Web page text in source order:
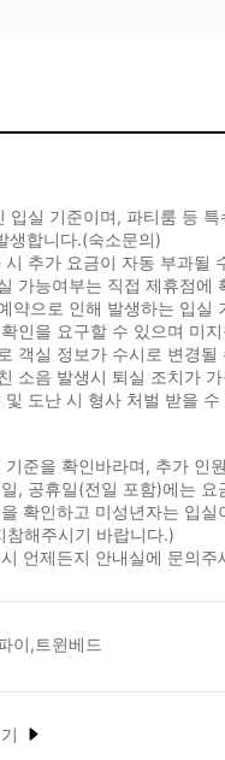
입실 기준이며, 파티룸 등
생합니다.(숙소문의)
시 추가 요금이 자동 부과될
가능여부는 직접 제휴점에
약으로 인해 발생하는 입실
인을 요구할 수 있으며 미
객실 정보가 수시로 변경
소음 발생시 퇴실 조치가
및 도난 시 형사 처벌 받을 수
기준을 확인바라며, 추가 인
, 공휴일(전일 포함)에는
확인하고 미성년자는 입실
참해주시기 바랍니다.)
언제든지 안내실에 문의
이,트윈베드